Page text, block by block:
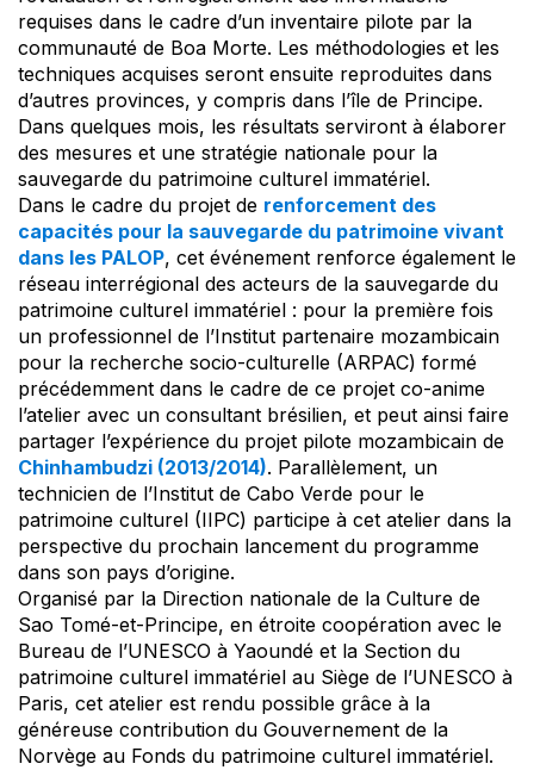
requises dans le cadre d’un inventaire pilote par la
communauté de Boa Morte. Les méthodologies et les
techniques acquises seront ensuite reproduites dans
d’autres provinces, y compris dans l’île de Principe.
Dans quelques mois, les résultats serviront à élaborer
des mesures et une stratégie nationale pour la
sauvegarde du patrimoine culturel immatériel.
Dans le cadre du projet de renforcement des
capacités pour la sauvegarde du patrimoine vivant
dans les PALOP, cet événement renforce également le
réseau interrégional des acteurs de la sauvegarde du
patrimoine culturel immatériel : pour la première fois
un professionnel de l’Institut partenaire mozambicain
pour la recherche socio-culturelle (ARPAC) formé
précédemment dans le cadre de ce projet co-anime
l’atelier avec un consultant brésilien, et peut ainsi faire
partager l’expérience du projet pilote mozambicain de
Chinhambudzi (2013/2014). Parallèlement, un
technicien de l’Institut de Cabo Verde pour le
patrimoine culturel (IIPC) participe à cet atelier dans la
perspective du prochain lancement du programme
dans son pays d’origine.
Organisé par la Direction nationale de la Culture de
Sao Tomé-et-Principe, en étroite coopération avec le
Bureau de l’UNESCO à Yaoundé et la Section du
patrimoine culturel immatériel au Siège de l’UNESCO à
Paris, cet atelier est rendu possible grâce à la
généreuse contribution du Gouvernement de la
Norvège au Fonds du patrimoine culturel immatériel.